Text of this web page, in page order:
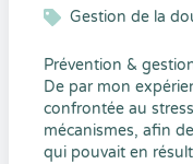
Gestion de la
Prévention &
De par mon
confrontée au
mécanismes, afin
qui pouvait en